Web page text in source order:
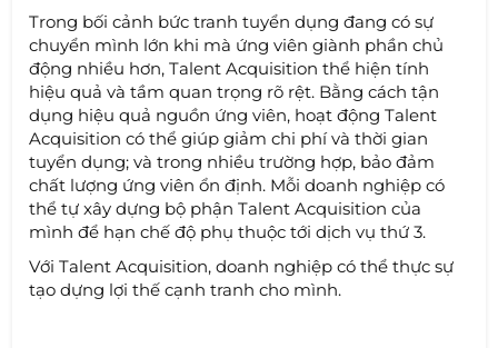
Trong bối cảnh bức tranh tuyển dụng đang có sự
chuyển mình lớn khi mà ứng viên giành phần chủ
động nhiều hơn, Talent Acquisition thể hiện tính
hiệu quả và tầm quan trọng rõ rệt. Bằng cách tận
dụng hiệu quả nguồn ứng viên, hoạt động Talent
Acquisition có thể giúp giảm chi phí và thời gian
tuyển dụng; và trong nhiều trường hợp, bảo đảm
chất lượng ứng viên ổn định. Mỗi doanh nghiệp có
thể tự xây dựng bộ phận Talent Acquisition của
mình để hạn chế độ phụ thuộc tới dịch vụ thứ 3.
Với Talent Acquisition, doanh nghiệp có thể thực sự
tạo dựng lợi thế cạnh tranh cho mình.